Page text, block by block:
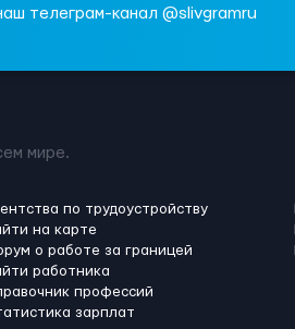
телеграм-канал @slivgramru
мире.
по трудоустройству
на карте
о работе за границей
работника
профессий
зарплат